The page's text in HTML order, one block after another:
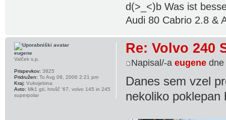
d(>_<)b Was ist
Audi 80 Cabrio 2.8 &
Re: Volvo 240
Napisal/-aeugene dne
Danes sem vzel
nekoliko
eugene
Valček s.p.
Prispevkov: 3825
Pridružen: To Avg 08, 2006 2:21 pm
Kraj: Vukojebina
Avto: Mk1 gti, hrošč '67, volvo 145 in 245
superpolar